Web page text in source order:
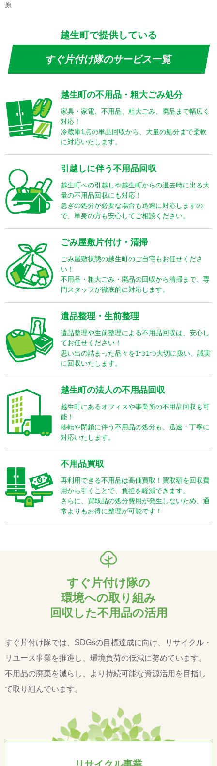
原
越生町で提供している
すぐ片付け隊のサービス一覧
越生町の不用品・粗大ごみ処分
家具・家電、不用品、粗大ごみ、廃品まで幅広く
対応！
冷蔵庫1点の単品回収から、大量の処分まで柔軟
に対応いたします。
引越しに伴う不用品回収
越生町への引越しや越生町からの退去時に出る大
量の不用品回収にも対応！
急ぎの処分が必要な場合も迅速に対応しますの
で、単身の方も安心してご相談ください。
ごみ屋敷片付け・清掃
ごみ屋敷状態の越生町のご自宅もお任せくださ
い！
不用品・粗大ごみ・廃品の回収から清掃まで、専
門スタッフが徹底的に対応します。
遺品整理・生前整理
遺品整理や生前整理による不用品回収は、安心し
てお任せください！
思い出の詰まった品々を1つ1つ大切に扱い、誠実
に回収いたします。
越生町の法人の不用品回収
越生町にあるオフィスや事業所の不用品回収も可
能！
移転や閉鎖に伴う不用品の処分も、迅速・丁寧に
対応いたします。
不用品買取
再利用できる不用品は高価買取！買取額を回収費
用から引くことで、負担を軽減できます。
さらに、買取品の処分費用が発生しないため、通
常よりもお得に整理が可能です！
すぐ片付け隊の
環境への取り組み
回収した不用品の活用
すぐ片付け隊では、SDGsの目標達成に向け、リサイクル・
リユース事業を推進し、環境負荷の低減に努めています。
不用品の廃棄を減らし、より持続可能な資源活用を目指し
て取り組んでいます。